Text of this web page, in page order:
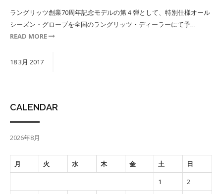
ラングリッツ創業70周年記念モデルの第４弾として、特別仕様オール
シーズン・グローブを全国のラングリッツ・ディーラーにて予…
READ MORE
183月 2017
CALENDAR
2026年8月
月 火 水 木 金 土 日
1
2